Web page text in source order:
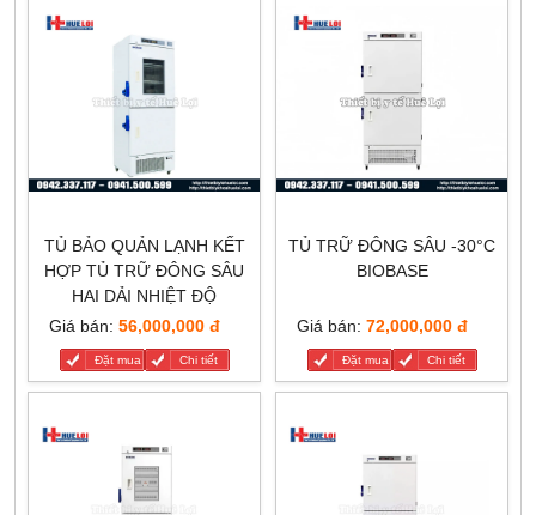
TỦ BẢO QUẢN LẠNH KẾT
HỢP TỦ TRỮ ĐÔNG SÂU
HAI DẢI NHIỆT ĐỘ
Giá bán: 56,000,000 đ
Đặt mua Chi tiết
TỦ TRỮ ĐÔNG SÂU -30°C
BIOBASE
Giá bán: 72,000,000 đ
Đặt mua Chi tiết